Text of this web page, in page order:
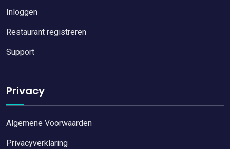
Inloggen
Restaurant registreren
Support
Privacy
Algemene Voorwaarden
Privacyverklaring